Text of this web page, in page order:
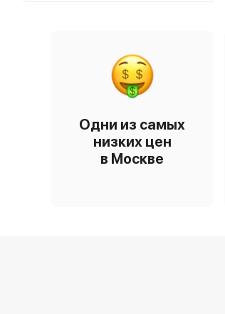
Одни из самых
низких цен
в Москве